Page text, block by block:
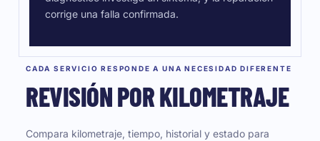
corrige una falla confirmada.
CADA SERVICIO RESPONDE A UNA NECESIDAD DIFERENTE
REVISIÓN POR KILOMETRAJE
Compara kilometraje, tiempo, historial y estado para